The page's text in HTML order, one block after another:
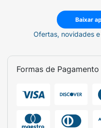
Baixar
Ofertas, novidades
Formas de Pagamento